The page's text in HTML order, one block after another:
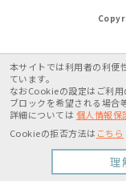
本サイトでは利用者の利便
ています。
なおCookieの設定はご利用
ブロックを希望される場合
詳細については 個人情報保
Cookieの拒否方法は こちら
理